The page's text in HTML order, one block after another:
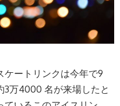
ケートリンクは今年で9
3万4000 名が来場したと